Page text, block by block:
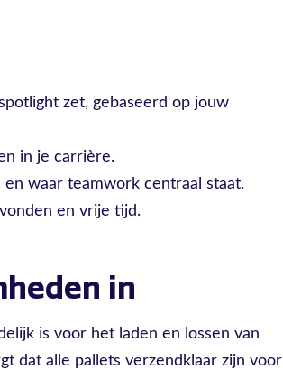
zet, gebaseerd op jouw
in je carrière.
waar teamwork centraal staat.
en vrije tijd.
in
is voor het laden en lossen van
dat alle pallets verzendklaar zijn voor